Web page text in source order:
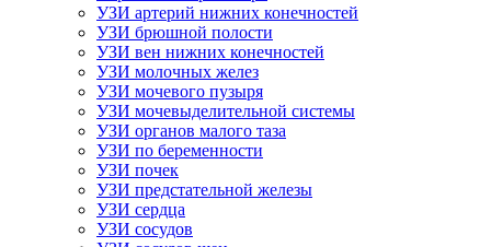
УЗИ артерий нижних конечностей
УЗИ брюшной полости
УЗИ вен нижних конечностей
УЗИ молочных желез
УЗИ мочевого пузыря
УЗИ мочевыделительной системы
УЗИ органов малого таза
УЗИ по беременности
УЗИ почек
УЗИ предстательной железы
УЗИ сердца
УЗИ сосудов